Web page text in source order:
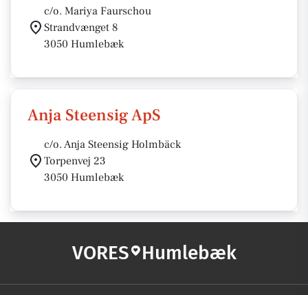
c/o. Mariya Faurschou
Strandvænget 8
3050 Humlebæk
Anja Steensig ApS
c/o. Anja Steensig Holmbäck
Torpenvej 23
3050 Humlebæk
VORES Humlebæk